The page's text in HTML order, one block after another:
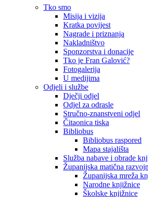
Tko smo
Misija i vizija
Kratka povijest
Nagrade i priznanja
Nakladništvo
Sponzorstva i donacije
Tko je Fran Galović?
Fotogalerija
U medijima
Odjeli i službe
Dječji odjel
Odjel za odrasle
Stručno-znanstveni odjel
Čitaonica tiska
Bibliobus
Bibliobus raspored
Mapa stajališta
Služba nabave i obrade
Županijska matična
Županijska mreža
Narodne knjižnice
Školske knjižnice